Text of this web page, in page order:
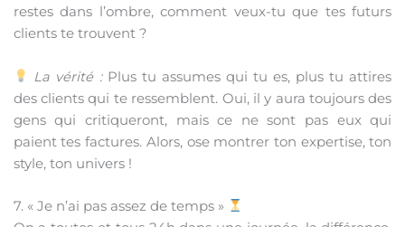
restes dans l’ombre, comment veux-tu que tes futurs
clients te trouvent ?
La vérité :Plus tu assumes qui tu es, plus tu attires
des clients qui te ressemblent. Oui, il y aura toujours des
gens qui critiqueront, mais ce ne sont pas eux qui
paient tes factures. Alors, ose montrer ton expertise, ton
style, ton univers !
7. « Je n’ai pas assez de temps »